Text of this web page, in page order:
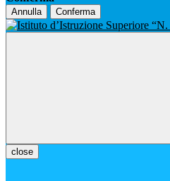
Annulla Conferma
close